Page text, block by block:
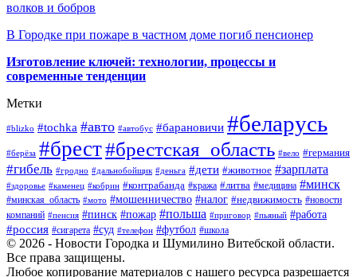
волков и бобров
В Городке при пожаре в частном доме погиб пенсионер
Изготовление ключей: технологии, процессы и
современные тенденции
Метки
#blizko #tochka #авто #автобус #барановичи #беларусь
#берёза #брест#брестская_область #вело #германия
#гибель #гродно #дальнобойщик #деньга #дети #животное #зарплата
#здоровье #каменец #кобрин #контрабанда #кража #литва #медицина #минск
#минская_область #мото #мошенничество #налог #недвижимость #новости
компаний #пенсия #пинск #пожар #польша #приговор #пьяный #работа
#россия #сигарета #суд #телефон #футбол #школа
© 2026 - Новости Городка и Шумилино Витебской области.
Все права защищены.
Любое копирование материалов с нашего ресурса разрешается